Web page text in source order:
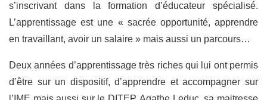
s’inscrivant dans la formation d’éducateur spécialisé.
L’apprentissage est une « sacrée opportunité, apprendre
en travaillant, avoir un salaire » mais aussi un parcours…
Deux années d’apprentissage très riches qui lui ont permis
d’être sur un dispositif, d’apprendre et accompagner sur